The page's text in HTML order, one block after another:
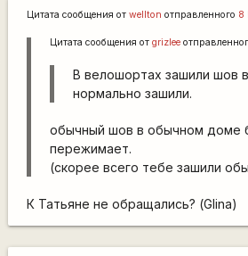
Цитата сообщения отwellton отправленного 8
Цитата сообщения отgrizlee
В велошортах зашили шов
нормально зашили.
обычный шов в обычном доме
пережимает.
(скорее всего тебе зашили
К Татьяне не обращались? (Glina)